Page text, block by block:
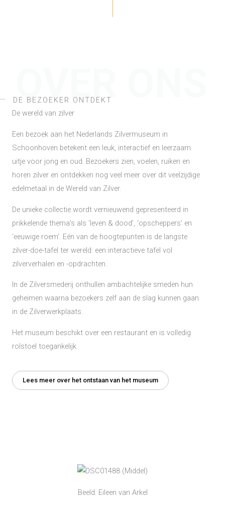
OVER ONS
DE BEZOEKER ONTDEKT
De wereld van zilver
Een bezoek aan het Nederlands Zilvermuseum in
Schoonhoven betekent een leuk, interactief en leerzaam
uitje voor jong en oud. Bezoekers zien, voelen, ruiken en
horen zilver en ontdekken nog veel meer over dit veelzijdige
edelmetaal in de Wereld van Zilver.
De unieke collectie wordt vernieuwend gepresenteerd in
prikkelende thema’s als ‘leven & dood’, ‘opscheppers’ en
‘eeuwige roem’. Eén van de hoogtepunten is de langste
zilver-doe-tafel ter wereld: een interactieve tafel vol
zilververhalen en -opdrachten.
In de Zilversmederij onthullen ambachtelijke smeden hun
geheimen waarna bezoekers zelf aan de slag kunnen gaan
in de Zilverwerkplaats.
Het museum beschikt over een restaurant en is volledig
rolstoel toegankelijk.
Lees meer over het ontstaan van het museum
Beeld: Eileen van Arkel